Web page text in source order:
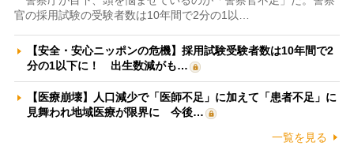
官の採用試験の受験者数は10年間で2分の1以…
【安全・安心ニッポンの危機】採用試験受験者数は10年間で2
分の1以下に！ 出生数減がも…
【医療崩壊】人口減少で「医師不足」に加えて「患者不足」に
見舞われ地域医療が限界に 今後…
一覧を見る